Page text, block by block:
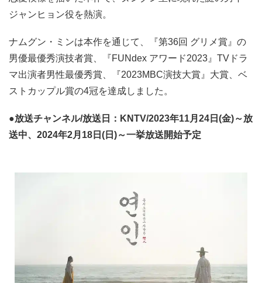
ジャンヒョン役を熱演。
ナムグン・ミンは本作を通じて、『第36回 グリメ賞』の
男優最優秀演技者賞、『FUNdex アワード2023』TVドラ
マ出演者男性最優秀賞、『2023MBC演技大賞』大賞、ベ
ストカップル賞の4冠を達成しました。
●放送チャンネル/放送日：KNTV/2023年11月24日(金)～放
送中、2024年2月18日(日)～一挙放送開始予定